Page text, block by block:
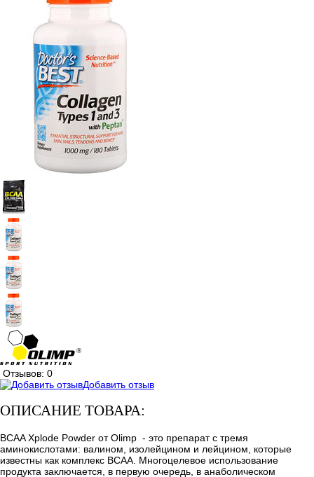
Отзывов: 0
Добавить отзыв
ОПИСАНИЕ ТОВАРА:
BCAA Xplode Powder от Olimp - это препарат с тремя
аминокислотами: валином, изолейцином и лейцином, которые
известны как комплекс ВСАА. Многоцелевое использование
продукта заключается, в первую очередь, в анаболическом